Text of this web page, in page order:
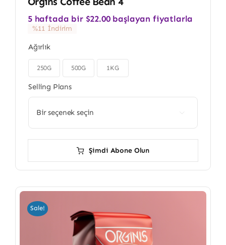
5 haftada bir $22.00 başlayan fiyatlarla
%11 İndirim
Ağırlık
250G 500G 1KG
Selling Plans
Şimdi Abone Olun
Sale!